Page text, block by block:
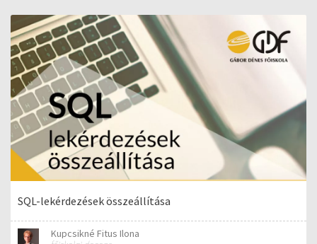
SQL-lekérdezések összeállítása
Kupcsikné Fitus Ilona